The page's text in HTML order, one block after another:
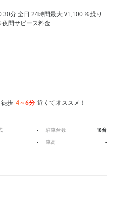
30分 全日 24時間最大 \\1,100 ※繰り
間サビース料金
徒歩 4～6分 近くてオススメ！
- 駐車台数 18台
- 車高 -